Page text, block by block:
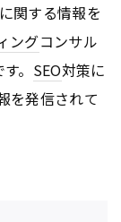
に関する情報を
ングコンサル
。 SEO対策に
を発信されて